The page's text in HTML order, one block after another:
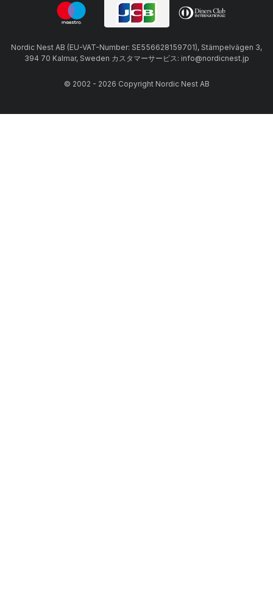
Nordic Nest AB (EU-VAT-Number: SE556628159701), Stämpelvägen 3,
394 70 Kalmar, Sweden カスタマーサービス: info@nordicnest.jp
© 2002 - 2026 Copyright Nordic Nest AB